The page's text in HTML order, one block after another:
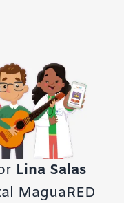
Lina Salas
MaguaRED